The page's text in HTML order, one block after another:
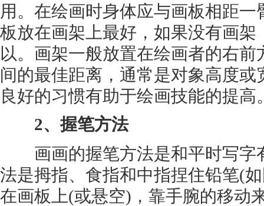
用。在绘画时身体应与画板相距
板放在画架上最好，如果没有画架
以。画架一般放置在绘画者的右
间的最佳距离，通常是对象高度或
良好的习惯有助于绘画技能的提高
2、握笔方法
画画的握笔方法是和平时写字
法是拇指、食指和中指捏住铅笔(
在画板上(或悬空)，靠手腕的移动